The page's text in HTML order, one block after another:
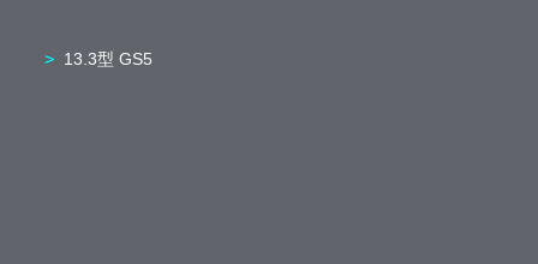
13.3型 GS5